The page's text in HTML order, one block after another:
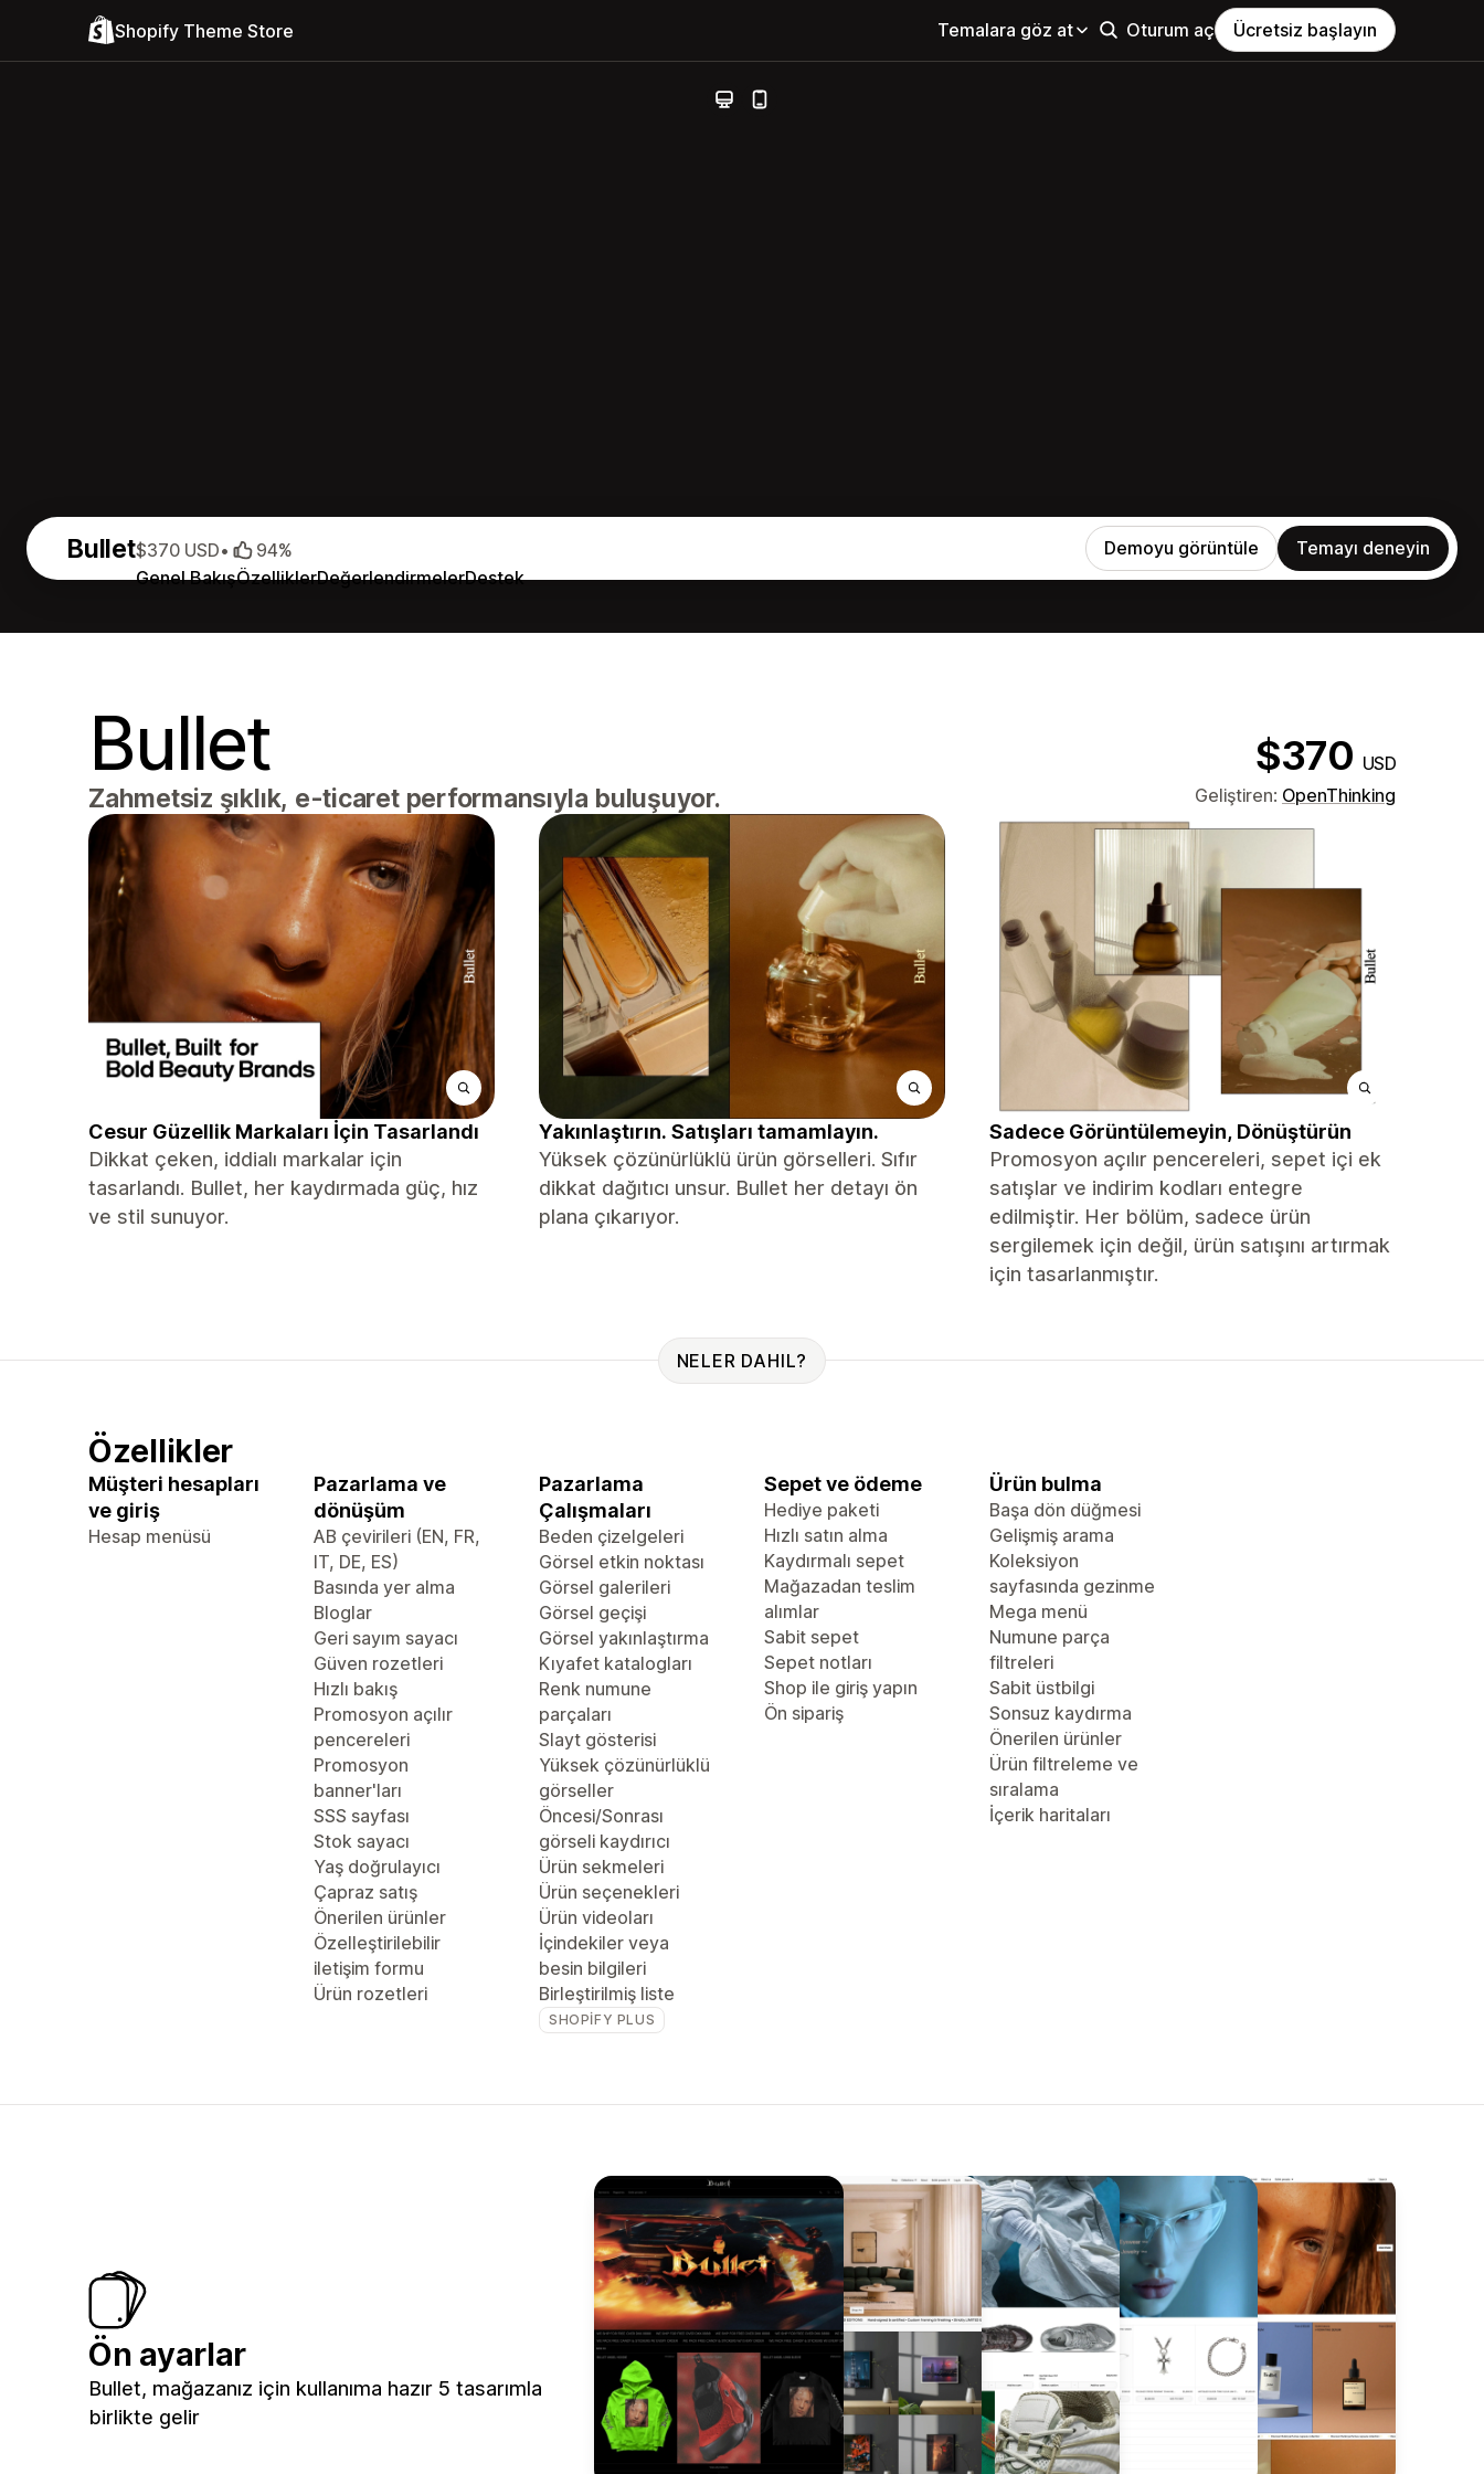
Shopify Theme Store Temalara göz at Oturum aç Ücretsiz başlayın
Bullet
Genel BakışÖzelliklerDeğerlendirmelerDestek
$370 USD• 94% Demoyu görüntüle Temayı deneyin
Bullet $370 USD
Zahmetsiz şıklık, e-ticaret performansıyla buluşuyor. Geliştiren: OpenThinking
Cesur Güzellik Markaları İçin Tasarlandı
Dikkat çeken, iddialı markalar için
tasarlandı. Bullet, her kaydırmada güç, hız
ve stil sunuyor.
Yakınlaştırın. Satışları tamamlayın.
Yüksek çözünürlüklü ürün görselleri. Sıfır
dikkat dağıtıcı unsur. Bullet her detayı ön
plana çıkarıyor.
Sadece Görüntülemeyin, Dönüştürün
Promosyon açılır pencereleri, sepet içi ek
satışlar ve indirim kodları entegre
edilmiştir. Her bölüm, sadece ürün
sergilemek için değil, ürün satışını artırmak
için tasarlanmıştır.
NELER DAHIL?
Özellikler
Müşteri hesapları
ve giriş
Hesap menüsü
Pazarlama ve
dönüşüm
AB çevirileri (EN, FR,
IT, DE, ES)
Basında yer alma
Bloglar
Geri sayım sayacı
Güven rozetleri
Hızlı bakış
Promosyon açılır
pencereleri
Promosyon
banner'ları
SSS sayfası
Stok sayacı
Yaş doğrulayıcı
Çapraz satış
Önerilen ürünler
Özelleştirilebilir
iletişim formu
Ürün rozetleri
Pazarlama
Çalışmaları
Beden çizelgeleri
Görsel etkin noktası
Görsel galerileri
Görsel geçişi
Görsel yakınlaştırma
Kıyafet katalogları
Renk numune
parçaları
Slayt gösterisi
Yüksek çözünürlüklü
görseller
Öncesi/Sonrası
görseli kaydırıcı
Ürün sekmeleri
Ürün seçenekleri
Ürün videoları
İçindekiler veya
besin bilgileri
Birleştirilmiş liste
SHOPIFY PLUS
Sepet ve ödeme
Hediye paketi
Hızlı satın alma
Kaydırmalı sepet
Mağazadan teslim
alımlar
Sabit sepet
Sepet notları
Shop ile giriş yapın
Ön sipariş
Ürün bulma
Başa dön düğmesi
Gelişmiş arama
Koleksiyon
sayfasında gezinme
Mega menü
Numune parça
filtreleri
Sabit üstbilgi
Sonsuz kaydırma
Önerilen ürünler
Ürün filtreleme ve
sıralama
İçerik haritaları
Ön ayarlar
Bullet, mağazanız için kullanıma hazır 5 tasarımla
birlikte gelir